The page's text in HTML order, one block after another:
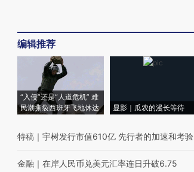
编辑推荐
“入侵”还是“人道危机” 难
民潮撕裂西班牙飞地休达
显影｜瓜农的漫长等待
特稿 ｜ 宇树发行市值610亿 先行者的加速和考验
金融 ｜ 在岸人民币兑美元汇率连日升破6.75